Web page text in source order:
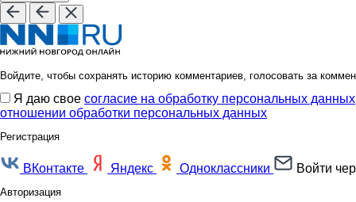
Войдите, чтобы сохранять историю комментариев, голосовать за
Я даю свое согласие на обработку персональных данных
отношении обработки персональных данных
Регистрация
ВКонтакте Яндекс Одноклассники Войти
Авторизация